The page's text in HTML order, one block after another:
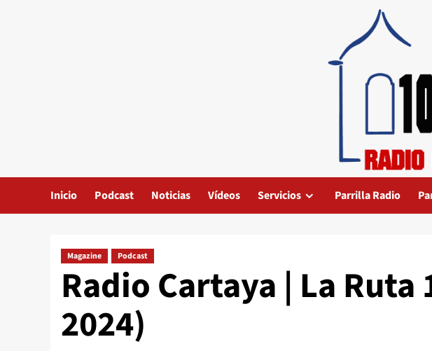
Inicio Podcast Noticias Vídeos Servicios Parrilla Radio
Magazine Podcast
Radio Cartaya | La Ruta
2024)